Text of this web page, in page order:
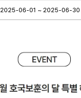
2025-06-01 ~ 2025-06-30